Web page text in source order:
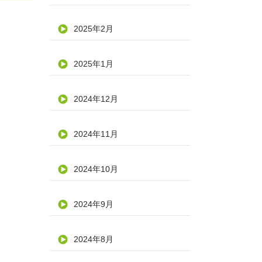
2025年2月
2025年1月
2024年12月
2024年11月
2024年10月
2024年9月
2024年8月